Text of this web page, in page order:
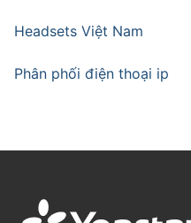
Headsets Việt Nam
Phân phối điện thoại ip